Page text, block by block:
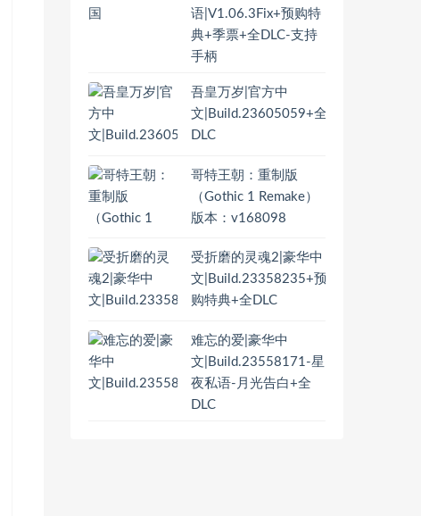
语|V1.06.3Fix+预购特
典+季票+全DLC-支持
手柄
吾皇万岁|官方中
文|Build.23605059+全
DLC
哥特王朝：重制版
（Gothic 1 Remake）
版本：v168098
受折磨的灵魂2|豪华中
文|Build.23358235+预
购特典+全DLC
难忘的爱|豪华中
文|Build.23558171-星
夜私语-月光告白+全
DLC